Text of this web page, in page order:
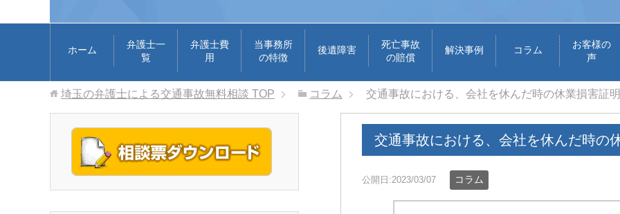
ホーム
弁護士一
覧
弁護士費
用
当事務所
の特徴
後遺障害
死亡事故
の賠償
解決事例 コラム
お客様の
声
埼玉の弁護士による交通事故無料相談 TOP コラム 交通事故における、会社を休んだ時の休業損害証
交通事故における、会社を休んだ時の
公開日:2023/03/07 コラム